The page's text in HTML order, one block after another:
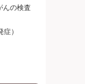
んの検査
）